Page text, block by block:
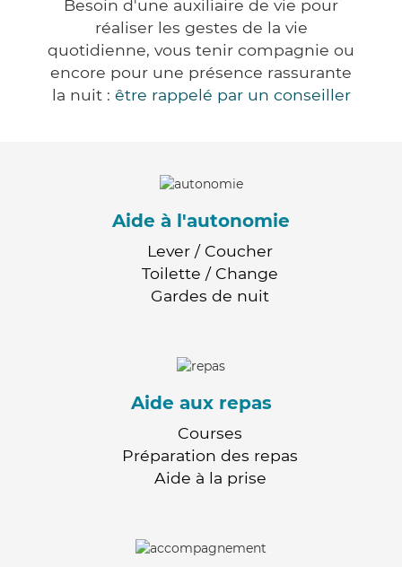
Besoin d'une auxiliaire de vie pour
réaliser les gestes de la vie
quotidienne, vous tenir compagnie ou
encore pour une présence rassurante
la nuit : être rappelé par un conseiller
Aide à l'autonomie
Lever / Coucher
Toilette / Change
Gardes de nuit
Aide aux repas
Courses
Préparation des repas
Aide à la prise